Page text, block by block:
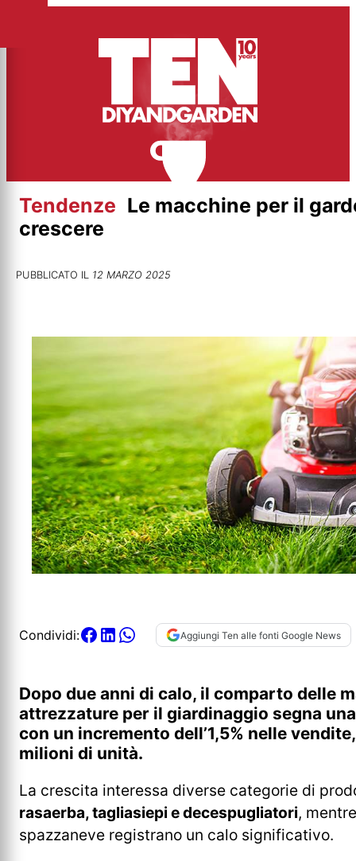
contenuto
Tendenze Le macchine per il
crescere
PUBBLICATO IL 12 MARZO 2025
Condividi: Aggiungi Ten alle fonti Google News
Dopo due anni di calo, il comparto delle
attrezzature per il giardinaggio segna
con un incremento dell’1,5% nelle
milioni di unità.
La crescita interessa diverse categorie di
rasaerba, tagliasiepi e decespugliatori,
spazzaneve registrano un calo significativo.